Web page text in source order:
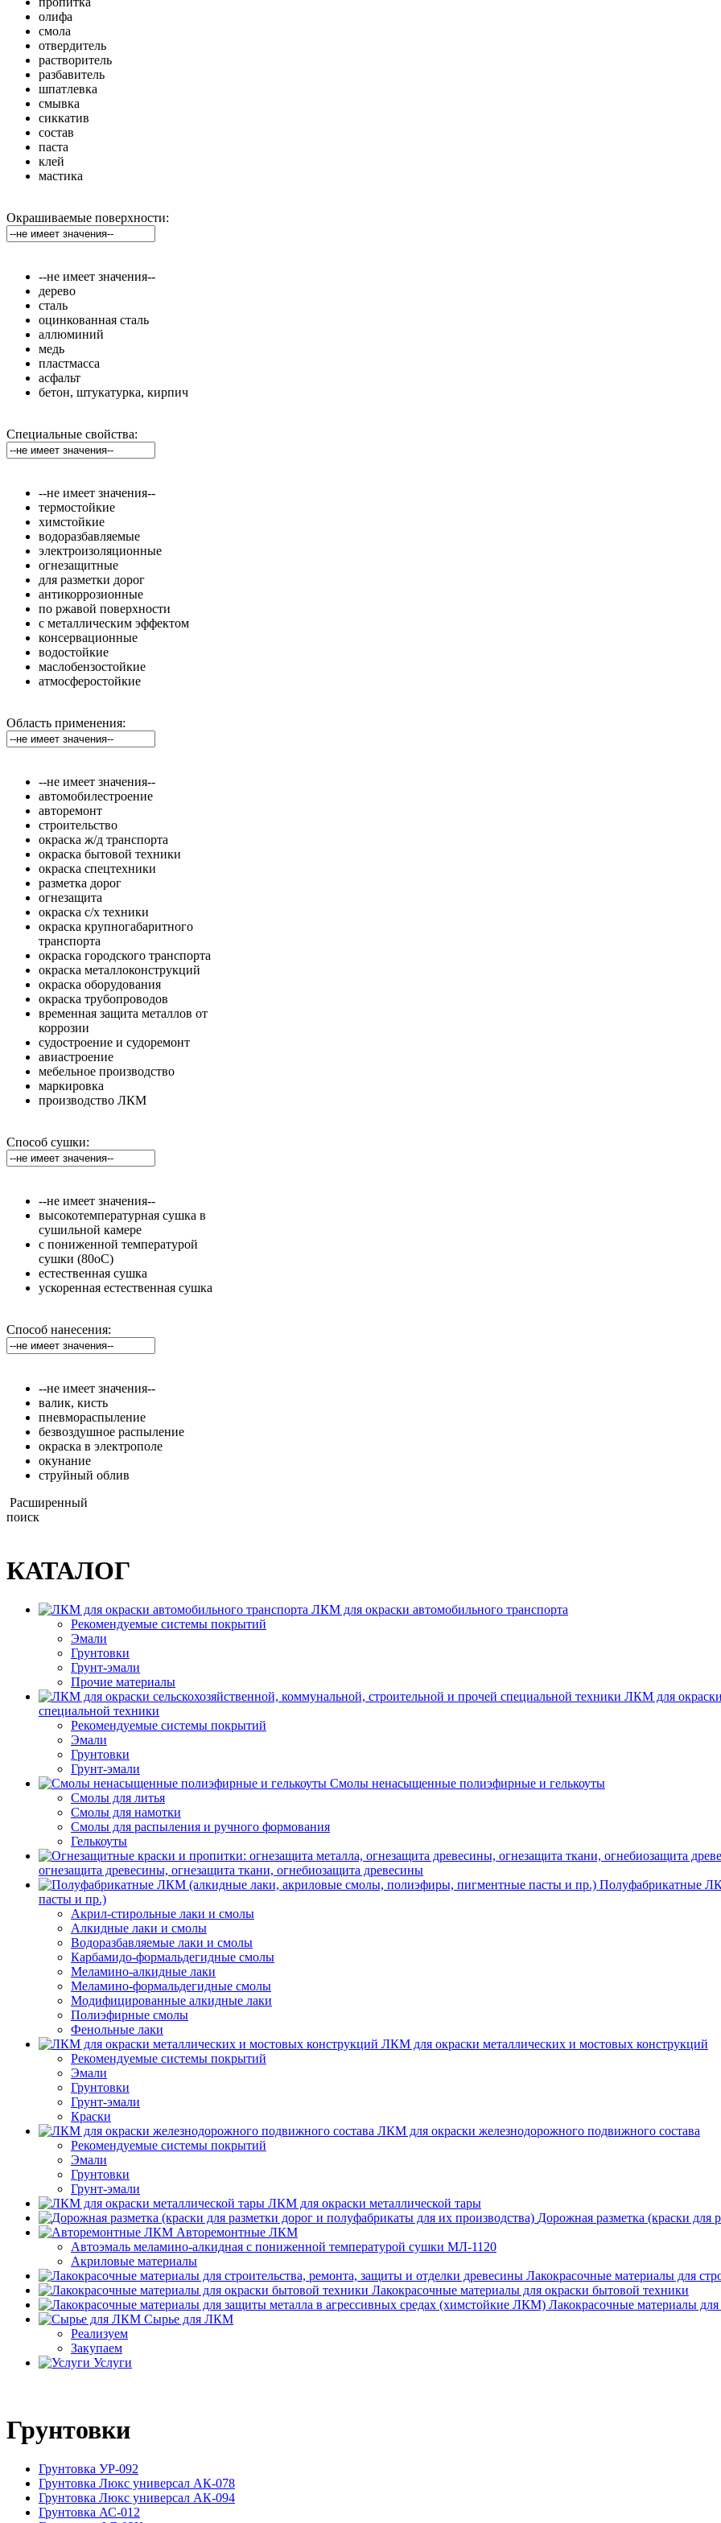
олифа
смола
отвердитель
растворитель
разбавитель
шпатлевка
смывка
сиккатив
состав
паста
клей
мастика
Окрашиваемые поверхности:
--не имеет значения--
дерево
сталь
оцинкованная сталь
аллюминий
медь
пластмасса
асфальт
бетон, штукатурка, кирпич
Специальные свойства:
--не имеет значения--
термостойкие
химстойкие
водоразбавляемые
электроизоляционные
огнезащитные
для разметки дорог
антикоррозионные
по ржавой поверхности
с металлическим эффектом
консервационные
водостойкие
маслобензостойкие
атмосферостойкие
Область применения:
--не имеет значения--
автомобилестроение
авторемонт
строительство
окраска ж/д транспорта
окраска бытовой техники
окраска спецтехники
разметка дорог
огнезащита
окраска с/х техники
окраска крупногабаритного
транспорта
окраска городского транспорта
окраска металлоконструкций
окраска оборудования
окраска трубопроводов
временная защита металлов от
коррозии
судостроение и судоремонт
авиастроение
мебельное производство
маркировка
производство ЛКМ
Способ сушки:
--не имеет значения--
высокотемпературная сушка в
сушильной камере
с пониженной температурой
сушки (80оС)
естественная сушка
ускоренная естественная сушка
Способ нанесения:
--не имеет значения--
валик, кисть
пневмораспыление
безвоздушное распыление
окраска в электрополе
окунание
струйный облив
Расширенный
поиск
КАТАЛОГ
ЛКМ для окраски автомобильного транспорта
Рекомендуемые системы покрытий
Эмали
Грунтовки
Грунт-эмали
Прочие материалы
ЛКМ для окраски
специальной техники
Рекомендуемые системы покрытий
Эмали
Грунтовки
Грунт-эмали
Смолы ненасыщенные полиэфирные и гелькоуты
Смолы для литья
Смолы для намотки
Смолы для распыления и ручного формования
Гелькоуты
огнезащита древесины, огнезащита ткани, огнебиозащита древесины
Полуфабрикатные
пасты и пр.)
Акрил-стирольные лаки и смолы
Алкидные лаки и смолы
Водоразбавляемые лаки и смолы
Карбамидо-формальдегидные смолы
Меламино-алкидные лаки
Меламино-формальдегидные смолы
Модифицированные алкидные лаки
Полиэфирные смолы
Фенольные лаки
ЛКМ для окраски металлических и мостовых конструкций
Рекомендуемые системы покрытий
Эмали
Грунтовки
Грунт-эмали
Краски
ЛКМ для окраски железнодорожного подвижного состава
Рекомендуемые системы покрытий
Эмали
Грунтовки
Грунт-эмали
ЛКМ для окраски металлической тары
Дорожная разметка (краски для
Авторемонтные ЛКМ
Автоэмаль меламино-алкидная с пониженной температурой сушки МЛ-1120
Акриловые материалы
Лакокрасочные материалы для
Лакокрасочные материалы для окраски бытовой техники
Лакокрасочные материалы
Сырье для ЛКМ
Реализуем
Закупаем
Услуги
Грунтовки
Грунтовка УР-092
Грунтовка Люкс универсал АК-078
Грунтовка Люкс универсал АК-094
Грунтовка АС-012